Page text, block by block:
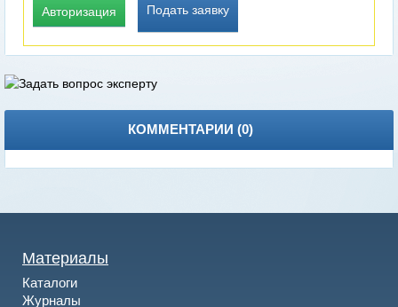
Авторизация Подать заявку
КОММЕНТАРИИ (0)
Материалы
Каталоги
Журналы